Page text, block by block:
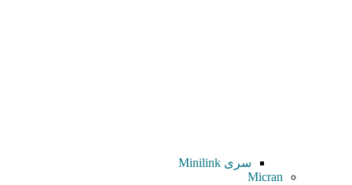
سری Minilink
Micran